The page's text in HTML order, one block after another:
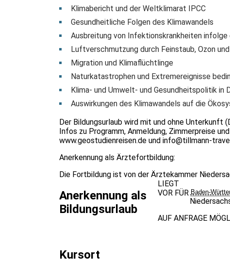
Klimabericht und der Weltklimarat IPCC
Gesundheitliche Folgen des Klimawandels
Ausbreitung von Infektionskrankheiten infolge
Luftverschmutzung durch Feinstaub, Ozon
Migration und Klimaflüchtlinge
Naturkatastrophen und Extremereignisse
Klima- und Umwelt- und Gesundheitspolitik in
Auswirkungen des Klimawandels auf die
Der Bildungsurlaub wird mit und ohne Unterkunft
Infos zu Programm, Anmeldung, Zimmerpreise
www.geostudienreisen.de und info@tillmann-
Anerkennung als Ärztefortbildung:
Die Fortbildung ist von der Ärztekammer
Anerkennung als
Bildungsurlaub
LIEGT
VOR FÜR Baden-
AUF ANFRAGE
Kursort